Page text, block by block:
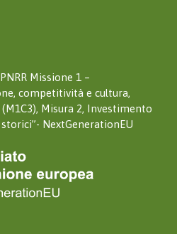
Missione 1 –
competitività e cultura,
Misura 2, Investimento
NextGenerationEU